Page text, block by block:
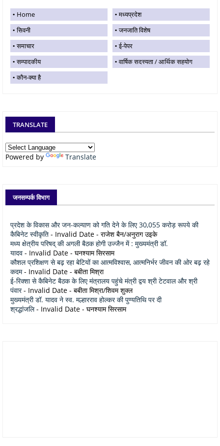
Home
मध्यप्रदेश
सिवनी
जनजाति विशेष
समाचार
ई-पेपर
सम्पादकीय
वार्षिक सदस्यता / आर्थिक सहयोग
कौन-क्या है
TRANSLATE
Powered by Translate
जनसम्पर्क विभाग
प्रदेश के विकास और जन-कल्याण को गति देने के लिए 30,055 करोड़ रूपये की
कैबिनेट स्वीकृति - Invalid Date - राजेश बैन/अनुराग उइके
मध्य क्षेत्रीय परिषद् की अगली बैठक होगी उज्जैन में : मुख्यमंत्री डॉ.
यादव - Invalid Date - घनश्याम सिरसाम
कौशल प्रशिक्षण से बढ़ रहा बेटियों का आत्मविश्वास, आत्मनिर्भर जीवन की ओर बढ़ रहे
कदम- Invalid Date - बबीता मिश्रा
ई-रिक्शा से कैबिनेट बैठक के लिए मंत्रालय पहुंचे मंत्री द्वय श्री टेटवाल और श्री
पंवार- Invalid Date - बबीता मिश्रा/शिवम शुक्ल
मुख्यमंत्री डॉ. यादव ने स्व. मल्हारराव होल्कर की पुण्यतिथि पर दी
श्रद्धांजलि- Invalid Date - घनश्याम सिरसाम